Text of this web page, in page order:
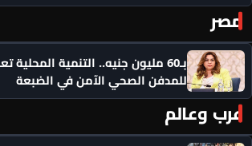
مصر
بـ60 مليون جنيه.. التنمية
للمدفن الصحي الآمن في الضبعة
عرب وعالم